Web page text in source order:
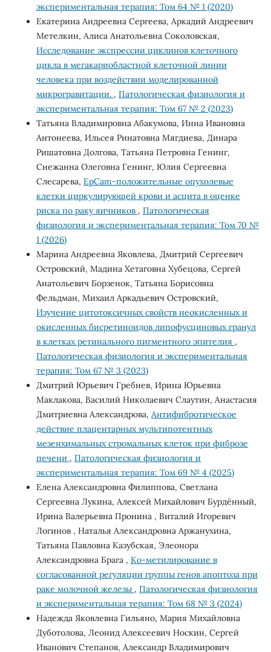
экспериментальная терапия: Том 64 № 1 (2020)
Екатерина Андреевна Сергеева, Аркадий Андреевич
Метелкин, Алиса Анатольевна Соколовская,
Исследование экспрессии циклинов клеточного
цикла в мегакариобластной клеточной линии
человека при воздействии моделированной
микрогравитации. , Патологическая физиология и
экспериментальная терапия: Том 67 № 2 (2023)
Татьяна Владимировна Абакумова, Инна Ивановна
Антонеева, Ильсея Ринатовна Мягдиева, Динара
Ришатовна Долгова, Татьяна Петровна Генинг,
Снежанна Олеговна Генинг, Юлия Сергеевна
Слесарева, EpCam-положительные опухолевые
клетки циркулирующей крови и асцита в оценке
риска по раку яичников , Патологическая
физиология и экспериментальная терапия: Том 70 №
1 (2026)
Марина Андреевна Яковлева, Дмитрий Сергеевич
Островский, Мадина Хетаговна Хубецова, Сергей
Анатольевич Борзенок, Татьяна Борисовна
Фельдман, Михаил Аркадьевич Островский,
Изучение цитотоксичных свойств неокисленных и
окисленных бисретиноидов липофусциновых гранул
в клетках ретинального пигментного эпителия ,
Патологическая физиология и экспериментальная
терапия: Том 67 № 3 (2023)
Дмитрий Юрьевич Гребнев, Ирина Юрьевна
Маклакова, Василий Николаевич Слаутин, Анастасия
Дмитриевна Александрова, Антифибротическое
действие плацентарных мультипотентных
мезенхимальных стромальных клеток при фиброзе
печени , Патологическая физиология и
экспериментальная терапия: Том 69 № 4 (2025)
Елена Александровна Филиппова, Светлана
Сергеевна Лукина, Алексей Михайлович Бурдённый,
Ирина Валерьевна Пронина , Виталий Игоревич
Логинов , Наталья Александровна Аржанухина,
Татьяна Павловна Казубская, Элеонора
Александровна Брага , Ко-метилирование в
согласованной регуляции группы генов апоптоза при
раке молочной железы , Патологическая физиология
и экспериментальная терапия: Том 68 № 3 (2024)
Надежда Яковлевна Гильяно, Мария Михайловна
Дуботолова, Леонид Алексеевич Носкин, Сергей
Иванович Степанов, Александр Владимирович